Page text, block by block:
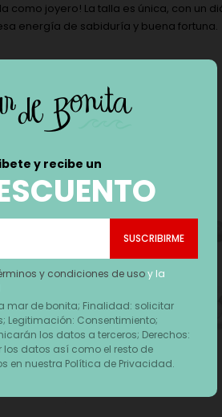
joyero! La talla es única, con un
energía de sabiduría y buena fortuna.
mar de bonita; Finalidad: solicitar
Legitimación: Consentimiento;
los datos a terceros; Derechos:
los datos así como el resto de
en nuestra Política de Privacidad.
y condiciones de usoy la
y recibe un